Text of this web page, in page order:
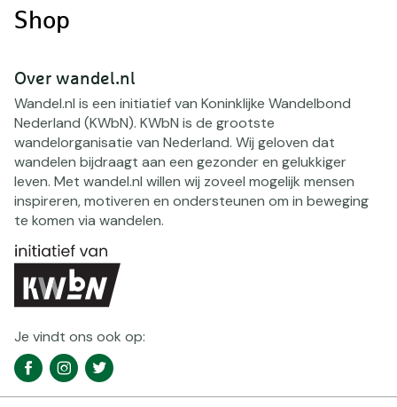
Shop
Over wandel.nl
Wandel.nl is een initiatief van Koninklijke Wandelbond
Nederland (KWbN). KWbN is de grootste
wandelorganisatie van Nederland. Wij geloven dat
wandelen bijdraagt aan een gezonder en gelukkiger
leven. Met wandel.nl willen wij zoveel mogelijk mensen
inspireren, motiveren en ondersteunen om in beweging
te komen via wandelen.
Je vindt ons ook op:
Social
media
navigatie
FacebookInstagramTwitter